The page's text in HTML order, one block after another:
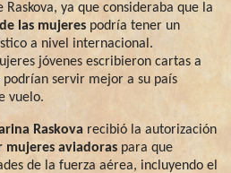
ya que consideraba que la
las mujeres podría tener un
a nivel internacional.
jóvenes escribieron cartas a
podrían servir mejor a su país
vuelo.
Raskova recibió la autorización
mujeres aviadoras para que
de la fuerza aérea, incluyendo el